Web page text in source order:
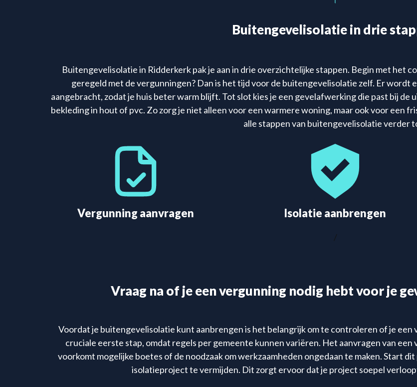
Buitengevelisolatie in drie
Buitengevelisolatie in Ridderkerk pak je aan in drie overzichtelijke stappen. Begin met het
geregeld met de vergunningen? Dan is het tijd voor de buitengevelisolatie zelf. Er wordt
aangebracht, zodat je huis beter warm blijft. Tot slot kies je een gevelafwerking die past bij
bekleding in hout of pvc. Zo zorg je niet alleen voor een warmere woning, maar ook voor een
alle stappen van buitengevelisolatie verder
Vergunning aanvragen Isolatie aanbrengen
/
Vraag na of je een vergunning nodig hebt voor je
Voordat je buitengevelisolatie kunt aanbrengen is het belangrijk om te controleren of je
cruciale eerste stap, omdat regels per gemeente kunnen variëren. Het aanvragen van
voorkomt mogelijke boetes of de noodzaak om werkzaamheden ongedaan te maken. Start
isolatieproject te vermijden. Dit zorgt ervoor dat je project soepel